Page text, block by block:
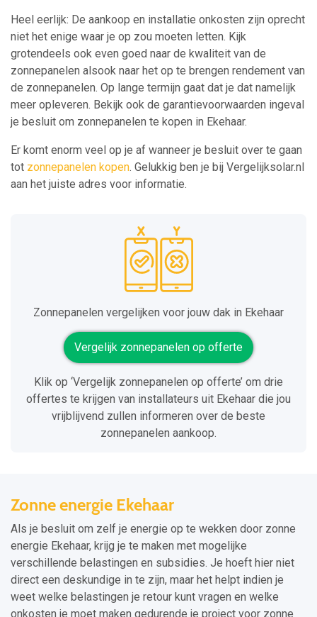
Heel eerlijk: De aankoop en installatie onkosten zijn oprecht
niet het enige waar je op zou moeten letten. Kijk
grotendeels ook even goed naar de kwaliteit van de
zonnepanelen alsook naar het op te brengen rendement van
de zonnepanelen. Op lange termijn gaat dat je dat namelijk
meer opleveren. Bekijk ook de garantievoorwaarden ingeval
je besluit om zonnepanelen te kopen in Ekehaar.
Er komt enorm veel op je af wanneer je besluit over te gaan
tot zonnepanelen kopen. Gelukkig ben je bij Vergelijksolar.nl
aan het juiste adres voor informatie.
Zonnepanelen vergelijken voor jouw dak in Ekehaar
Vergelijk zonnepanelen op offerte
Klik op ‘Vergelijk zonnepanelen op offerte’ om drie
offertes te krijgen van installateurs uit Ekehaar die jou
vrijblijvend zullen informeren over de beste
zonnepanelen aankoop.
Zonne energie Ekehaar
Als je besluit om zelf je energie op te wekken door zonne
energie Ekehaar, krijg je te maken met mogelijke
verschillende belastingen en subsidies. Je hoeft hier niet
direct een deskundige in te zijn, maar het helpt indien je
weet welke belastingen je retour kunt vragen en welke
onkosten je moet maken gedurende je project voor zonne